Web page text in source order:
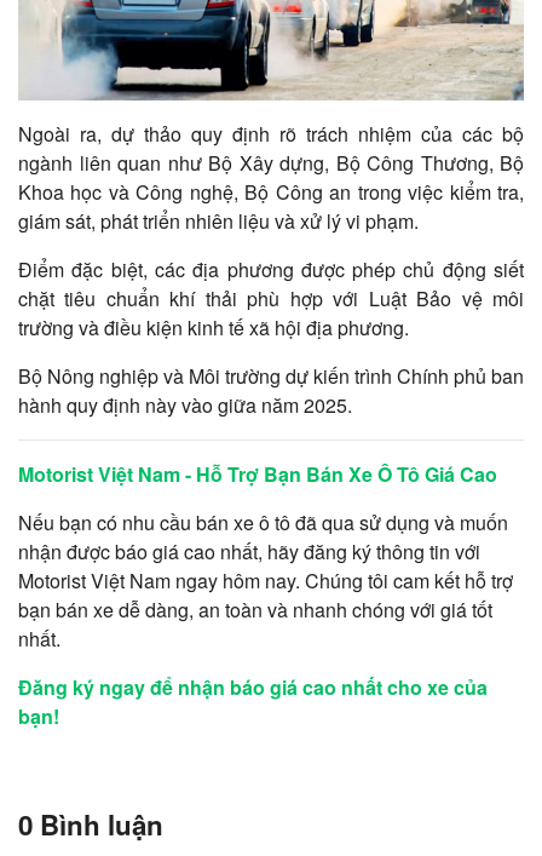
Ngoài ra, dự thảo quy định rõ trách nhiệm của các bộ
ngành liên quan như Bộ Xây dựng, Bộ Công Thương, Bộ
Khoa học và Công nghệ, Bộ Công an trong việc kiểm tra,
giám sát, phát triển nhiên liệu và xử lý vi phạm.
Điểm đặc biệt, các địa phương được phép chủ động siết
chặt tiêu chuẩn khí thải phù hợp với Luật Bảo vệ môi
trường và điều kiện kinh tế xã hội địa phương.
Bộ Nông nghiệp và Môi trường dự kiến trình Chính phủ ban
hành quy định này vào giữa năm 2025.
Motorist Việt Nam - Hỗ Trợ Bạn Bán Xe Ô Tô Giá Cao
Nếu bạn có nhu cầu bán xe ô tô đã qua sử dụng và muốn
nhận được báo giá cao nhất, hãy đăng ký thông tin với
Motorist Việt Nam ngay hôm nay. Chúng tôi cam kết hỗ trợ
bạn bán xe dễ dàng, an toàn và nhanh chóng với giá tốt
nhất.
Đăng ký ngay để nhận báo giá cao nhất cho xe của
bạn!
0 Bình luận